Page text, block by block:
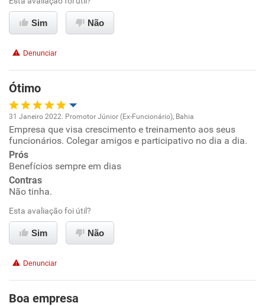
Conciliação com a vida familiar
Não recomenda esta empresa
Não recomenda a diretoria
Sim Não
Denunciar
Ótimo
Oportunidade de promoção
Ambiente de trabalho
Conciliação com a vida familiar
Benefícios
Recomenda a diretoria
31 Janeiro 2022. Promotor Júnior (Ex-Funcionário), Bahia
Empresa que visa crescimento e treinamento aos seus
funcionários. Colegar amigos e participativo no dia a dia.
Prós
Benefícios sempre em dias
Contras
Não tinha.
Esta avaliação foi útil?
Sim Não
Denunciar
Boa empresa